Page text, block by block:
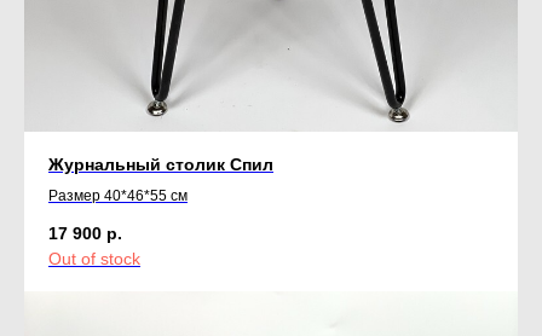
Журнальный столик Спил
Размер 40*46*55 см
17 900 р.
Out of stock